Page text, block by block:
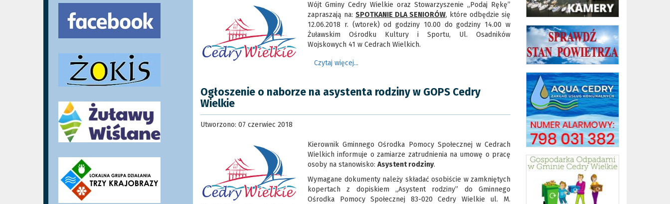
Wójt Gminy Cedry Wielkie oraz Stowarzyszenie „Podaj Rękę”
zapraszają na: SPOTKANIE DLA SENIORÓW, które odbędzie się
12.06.2018 r. (wtorek) od godziny 10.00 do godziny 14.00 w
Żuławskim Ośrodku Kultury i Sportu, Ul. Osadników
Wojskowych 41 w Cedrach Wielkich.
Czytaj więcej...
Ogłoszenie o naborze na asystenta rodziny w GOPS Cedry
Wielkie
Utworzono: 07 czerwiec 2018
Kierownik Gminnego Ośrodka Pomocy Społecznej w Cedrach
Wielkich informuje o zamiarze zatrudnienia na umowę o pracę
osoby na stanowisko: Asystent rodziny.
Wymagane dokumenty należy składać osobiście w zamkniętych
kopertach z dopiskiem „Asystent rodziny” do Gminnego
Ośrodka Pomocy Społecznej 83-020 Cedry Wielkie ul. M.